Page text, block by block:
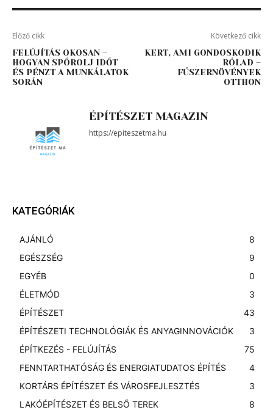
Előző cikk
FELÚJÍTÁS OKOSAN –
HOGYAN SPÓROLJ IDŐT
ÉS PÉNZT A MUNKÁLATOK
SORÁN
Következő cikk
KERT, AMI GONDOSKODIK
RÓLAD –
FŰSZERNÖVÉNYEK
OTTHON
ÉPÍTÉSZET MAGAZIN
https://epiteszetma.hu
KATEGÓRIÁK
AJÁNLÓ
8
EGÉSZSÉG
9
EGYÉB
0
ÉLETMÓD
3
ÉPÍTÉSZET
43
ÉPÍTÉSZETI TECHNOLÓGIÁK ÉS ANYAGINNOVÁCIÓK
3
ÉPÍTKEZÉS - FELÚJÍTÁS
75
FENNTARTHATÓSÁG ÉS ENERGIATUDATOS ÉPÍTÉS
4
KORTÁRS ÉPÍTÉSZET ÉS VÁROSFEJLESZTÉS
3
LAKÓÉPÍTÉSZET ÉS BELSŐ TEREK
8